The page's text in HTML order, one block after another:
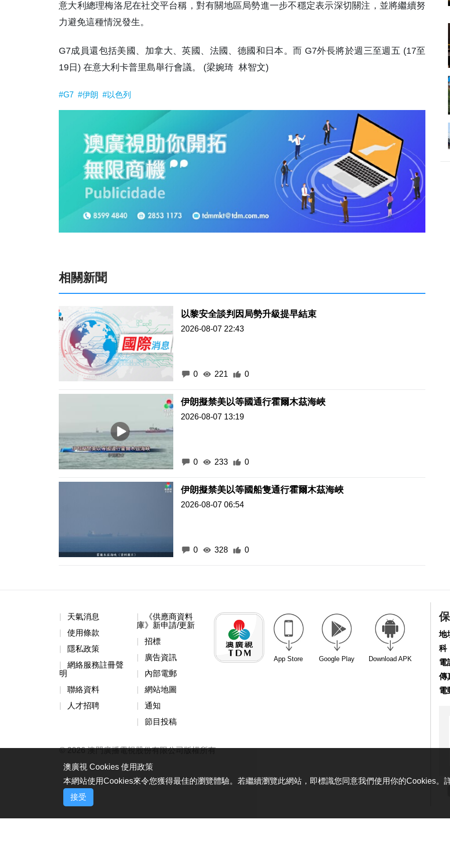
意大利總理梅洛尼在社交平台稱，對有關地區局勢進一步不穩定表示深切關注，並將繼續努
力避免這種情況發生。
G7成員還包括美國、加拿大、英國、法國、德國和日本。而 G7外長將於週三至週五 (17至
19日) 在意大利卡普里島舉行會議。 (梁婉琦 林智文)
#G7 #伊朗 #以色列
相關新聞
以黎安全談判因局勢升級提早結束
2026-08-07 22:43
0 221 0
伊朗擬禁美以等國通行霍爾木茲海峽
2026-08-07 13:19
0 233 0
伊朗擬禁美以等國船隻通行霍爾木茲海峽
2026-08-07 06:54
0 328 0
天氣消息
使用條款
隱私政策
網絡服務註冊聲
明
聯絡資料
人才招聘
《供應商資料
庫》新申請/更新
招標
廣告資訊
內部電郵
網站地圖
通知
節目投稿
App Store Google Play Download APK
© 2026 澳門廣播電視股份有限公司版權所有
地
科
電
傳
電
澳廣視 Cookies 使用政策
本網站使用Cookies來令您獲得最佳的瀏覽體驗。若繼續瀏覽此網站，即標識您同意我們使用你的Cookies。
接受